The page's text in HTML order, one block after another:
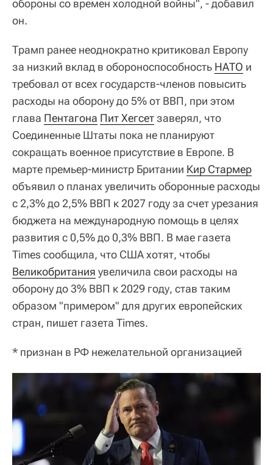
обороны со времен холодной войны", - добавил
он.
Трамп ранее неоднократно критиковал Европу
за низкий вклад в обороноспособность НАТО и
требовал от всех государств-членов повысить
расходы на оборону до 5% от ВВП, при этом
глава Пентагона Пит Хегсетзаверял, что
Соединенные Штаты пока не планируют
сокращать военное присутствие в Европе. В
марте премьер-министр Британии Кир Стармер
объявил о планах увеличить оборонные расходы
с 2,3% до 2,5% ВВП к 2027 году за счет урезания
бюджета на международную помощь в целях
развития с 0,5% до 0,3% ВВП. В мае газета
Times сообщила, что США хотят, чтобы
Великобритания увеличила свои расходы на
оборону до 3% ВВП к 2029 году, став таким
образом "примером" для других европейских
стран, пишет газета Times.
* признан в РФ нежелательной организацией